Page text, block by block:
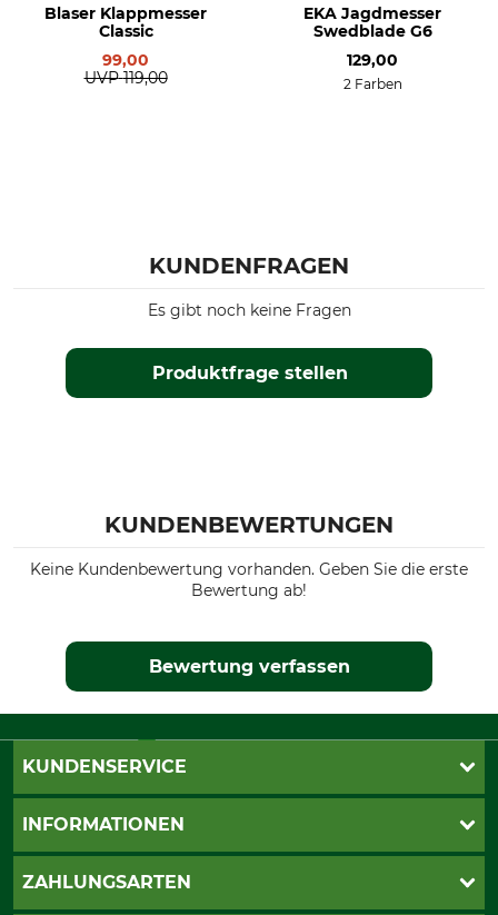
Blaser Klappmesser
Classic
99,00
UVP 119,00
EKA Jagdmesser
Swedblade G6
129,00
2 Farben
KUNDENFRAGEN
Produktfrage stellen
Es gibt noch keine Fragen
KUNDENBEWERTUNGEN
Keine Kundenbewertung vorhanden. Geben Sie die erste
Bewertung ab!
Bewertung verfassen
KUNDENSERVICE
Live-Shopping
INFORMATIONEN
AGB
ZAHLUNGSARTEN